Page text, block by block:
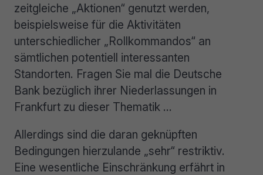
zeitgleiche „Aktionen“ genutzt werden,
beispielsweise für die Aktivitäten
unterschiedlicher „Rollkommandos“ an
sämtlichen potentiell interessanten
Standorten. Fragen Sie mal die Deutsche
Bank bezüglich ihrer Niederlassungen in
Frankfurt zu dieser Thematik …
Allerdings sind die daran geknüpften
Bedingungen hierzulande „sehr“ restriktiv.
Eine wesentliche Einschränkung erfährt in